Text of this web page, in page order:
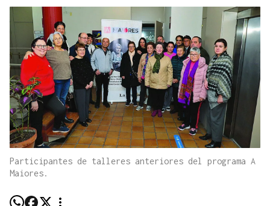
Participantes de talleres anteriores del programa A
Maiores.